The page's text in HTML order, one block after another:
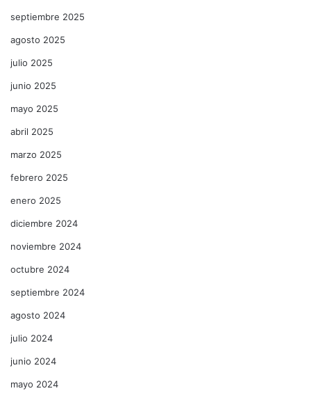
septiembre 2025
agosto 2025
julio 2025
junio 2025
mayo 2025
abril 2025
marzo 2025
febrero 2025
enero 2025
diciembre 2024
noviembre 2024
octubre 2024
septiembre 2024
agosto 2024
julio 2024
junio 2024
mayo 2024